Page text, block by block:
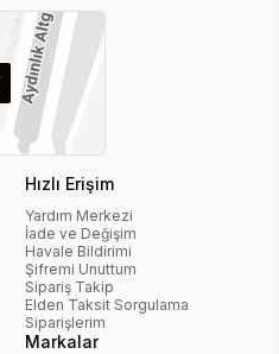
Hızlı Erişim
Yardım Merkezi
İade ve Değişim
Havale Bildirimi
Şifremi Unuttum
Sipariş Takip
Elden Taksit Sorgulama
Siparişlerim
Markalar